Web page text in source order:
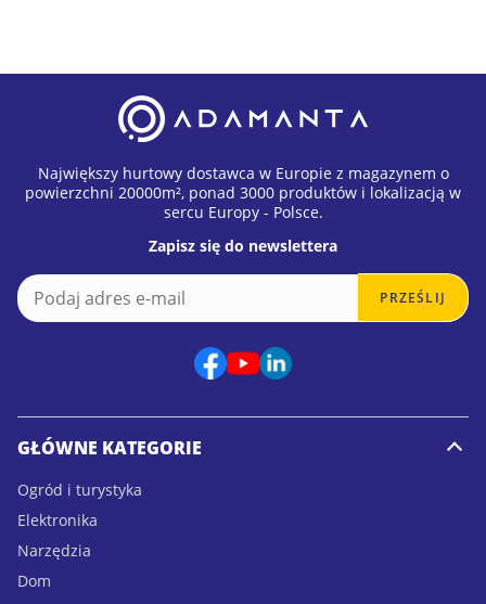
Największy hurtowy dostawca w Europie z magazynem o
powierzchni 20000m², ponad 3000 produktów i lokalizacją w
sercu Europy - Polsce.
Zapisz się do newslettera
a
m
a
i
E
m
PRZEŚLIJ
GŁÓWNE KATEGORIE
Ogród i turystyka
Elektronika
Narzędzia
Dom